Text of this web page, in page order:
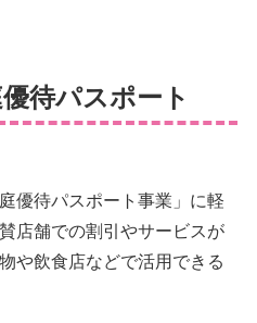
待パスポート
優待パスポート事業」に軽
店舗での割引やサービスが
や飲食店などで活用できる